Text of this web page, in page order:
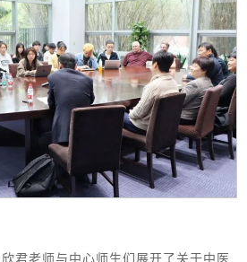
君老师与中心师生们展开了关于中医